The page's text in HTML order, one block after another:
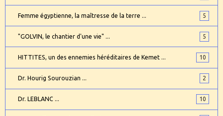
Femme égyptienne, la maîtresse de la terre ... 5
"GOLVIN, le chantier d'une vie" ... 5
HITTITES, un des ennemies héréditaires de Kemet ... 10
Dr. Hourig Sourouzian ... 2
Dr. LEBLANC ... 10